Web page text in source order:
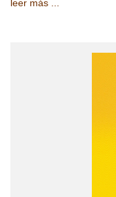
leer más ...